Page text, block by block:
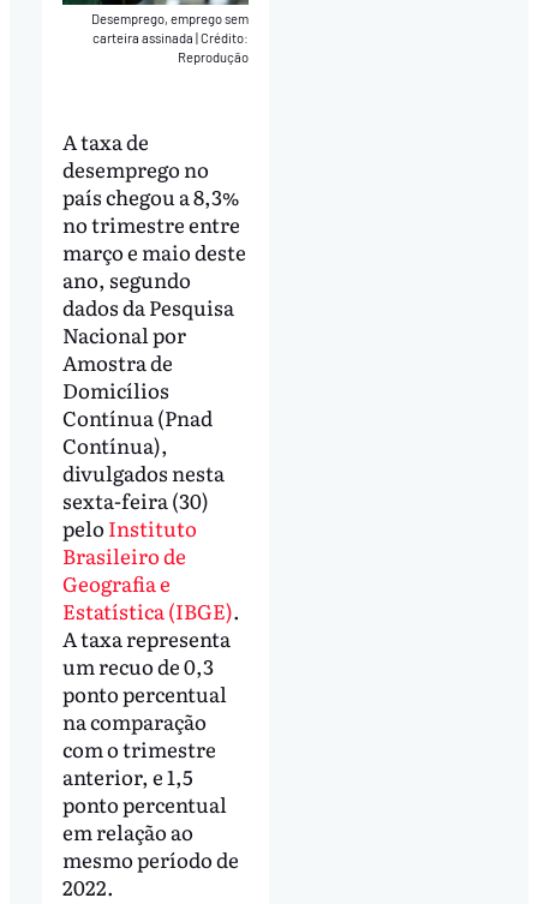
Desemprego, emprego sem
carteira assinada|Crédito:
Reprodução
A taxa de
desemprego no
país chegou a 8,3%
no trimestre entre
março e maio deste
ano, segundo
dados da Pesquisa
Nacional por
Amostra de
Domicílios
Contínua (Pnad
Contínua),
divulgados nesta
sexta-feira (30)
pelo Instituto
Brasileiro de
Geografia e
Estatística (IBGE).
A taxa representa
um recuo de 0,3
ponto percentual
na comparação
com o trimestre
anterior, e 1,5
ponto percentual
em relação ao
mesmo período de
2022.